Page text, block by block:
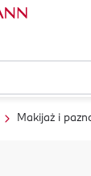
Makijaż i